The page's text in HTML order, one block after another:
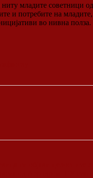
ниту младите советници
и потребите на
во нивна полза.